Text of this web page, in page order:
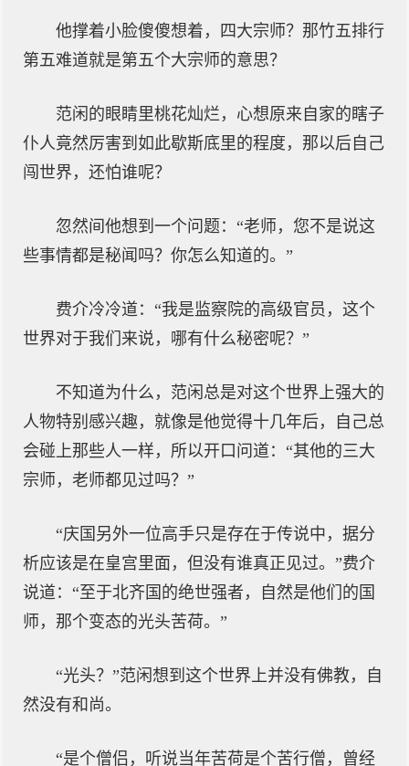
他撑着小脸傻傻想着，四大宗师？那竹五排行
第五难道就是第五个大宗师的意思？
范闲的眼睛里桃花灿烂，心想原来自家的瞎子
仆人竟然厉害到如此歇斯底里的程度，那以后自己
闯世界，还怕谁呢？
忽然间他想到一个问题：“老师，您不是说这
些事情都是秘闻吗？你怎么知道的。”
费介冷冷道：“我是监察院的高级官员，这个
世界对于我们来说，哪有什么秘密呢？”
不知道为什么，范闲总是对这个世界上强大的
人物特别感兴趣，就像是他觉得十几年后，自己总
会碰上那些人一样，所以开口问道：“其他的三大
宗师，老师都见过吗？”
“庆国另外一位高手只是存在于传说中，据分
析应该是在皇宫里面，但没有谁真正见过。”费介
说道：“至于北齐国的绝世强者，自然是他们的国
师，那个变态的光头苦荷。”
“光头？”范闲想到这个世界上并没有佛教，自
然没有和尚。
“是个僧侣，听说当年苦荷是个苦行僧，曾经